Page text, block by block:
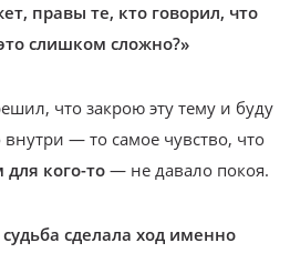
правы те, кто говорил, что
слишком сложно?»
что закрою эту тему и буду
— то самое чувство, что
кого-то — не давало покоя.
судьба сделала ход именно